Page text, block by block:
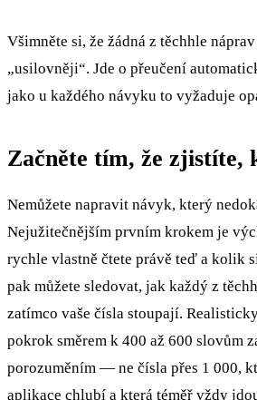
Všimněte si, že žádná z těchhle
„usilovněji“. Jde o přeučení
jako u každého návyku to vyžaduje
Začněte tím, že zjistíte,
Nemůžete napravit návyk, který
Nejužitečnějším prvním krokem je
rychle vlastně čtete právě teď a kolik
pak můžete sledovat, jak každý z
zatímco vaše čísla stoupají.
pokrok směrem k 400 až 600 slovům
porozuměním — ne čísla přes 1 000,
aplikace chlubí a která téměř vždy